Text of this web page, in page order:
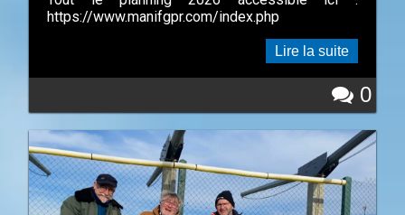
https://www.manifgpr.com/index.php
Lire la suite
0